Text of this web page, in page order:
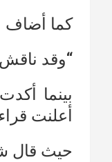
كما أضاف
“وقد
بينما
أعلنت
حيث قال